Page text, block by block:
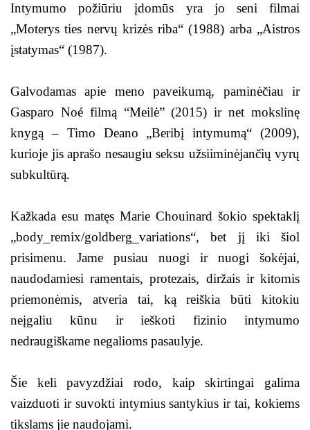
Intymumo požiūriu įdomūs yra jo seni filmai
„Moterys ties nervų krizės riba“ (1988) arba „Aistros
įstatymas“ (1987).
Galvodamas apie meno paveikumą, paminėčiau ir
Gasparo Noé filmą “Meilė” (2015) ir net mokslinę
knygą – Timo Deano „Beribį intymumą“ (2009),
kurioje jis aprašo nesaugiu seksu užsiiminėjančių vyrų
subkultūrą.
Kažkada esu matęs Marie Chouinard šokio spektaklį
„body_remix/goldberg_variations“, bet jį iki šiol
prisimenu. Jame pusiau nuogi ir nuogi šokėjai,
naudodamiesi ramentais, protezais, diržais ir kitomis
priemonėmis, atveria tai, ką reiškia būti kitokiu
neįgaliu kūnu ir ieškoti fizinio intymumo
nedraugiškame negalioms pasaulyje.
Šie keli pavyzdžiai rodo, kaip skirtingai galima
vaizduoti ir suvokti intymius santykius ir tai, kokiems
tikslams jie naudojami.